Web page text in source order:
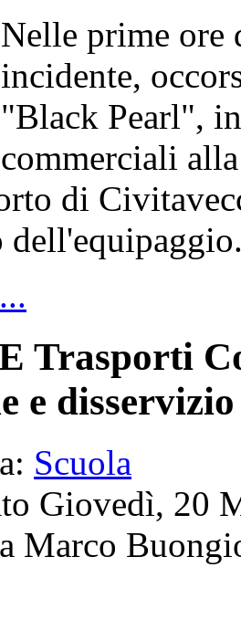
Nelle prime ore
incidente,
"Black Pearl",
commerciali
di
Trasporti
e disservizio
Scuola
Giovedì, 20
Marco